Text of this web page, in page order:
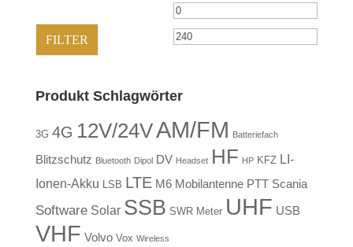
Min.
Preis
FILTER
Produkt Schlagwörter
3G 4G 12V/24VAM/FM Batteriefach
Blitzschutz Bluetooth Dipol DV Headset HF HP KFZ LI-
Ionen-Akku LSB LTE M6 Mobilantenne PTT Scania
Software Solar SSB SWR Meter UHF USB
VHF Volvo Vox Wireless